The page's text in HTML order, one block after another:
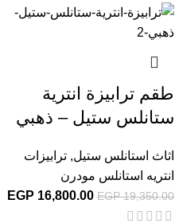
طقم ترابيزة انترية
ستانلس ستيل – ذهبي
اثاث استانلس ستيل, ترابيزات
انتريه استانلس مودرن
EGP19,350.00
EGP 16,800.00